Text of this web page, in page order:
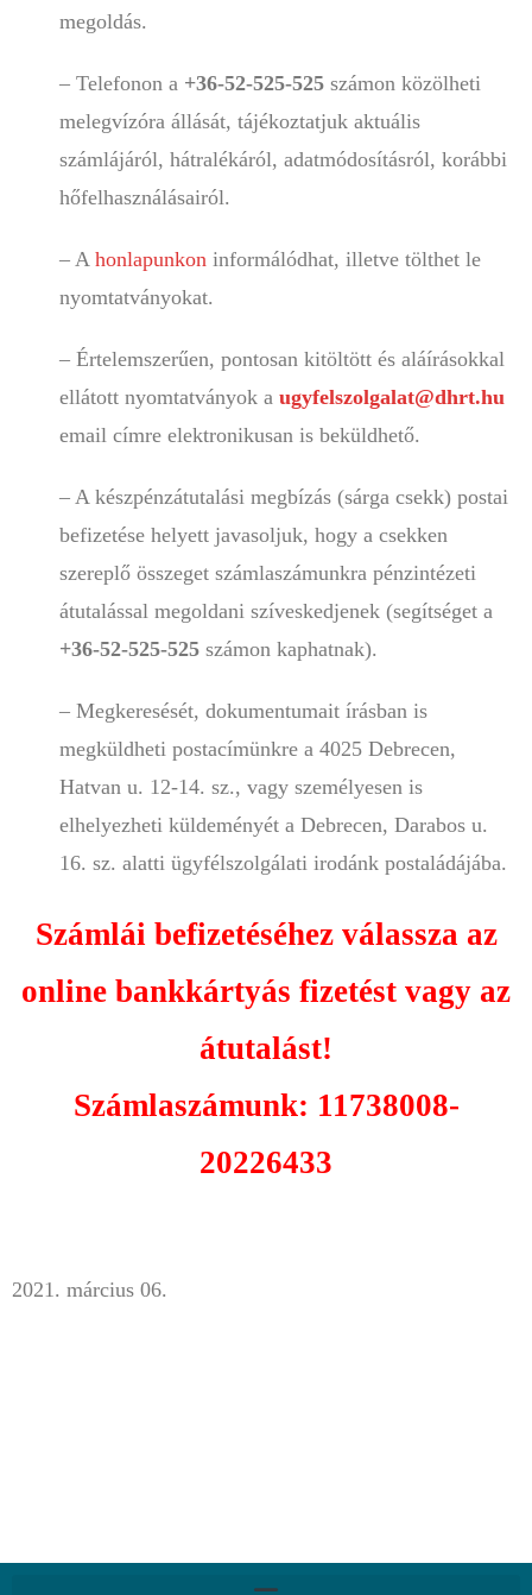
megoldás.
– Telefonon a +36-52-525-525 számon közölheti
melegvízóra állását, tájékoztatjuk aktuális
számlájáról, hátralékáról, adatmódosításról, korábbi
hőfelhasználásairól.
– A honlapunkon informálódhat, illetve tölthet le
nyomtatványokat.
– Értelemszerűen, pontosan kitöltött és aláírásokkal
ellátott nyomtatványok a ugyfelszolgalat@dhrt.hu
email címre elektronikusan is beküldhető.
– A készpénzátutalási megbízás (sárga csekk) postai
befizetése helyett javasoljuk, hogy a csekken
szereplő összeget számlaszámunkra pénzintézeti
átutalással megoldani szíveskedjenek (segítséget a
+36-52-525-525 számon kaphatnak).
– Megkeresését, dokumentumait írásban is
megküldheti postacímünkre a 4025 Debrecen,
Hatvan u. 12-14. sz., vagy személyesen is
elhelyezheti küldeményét a Debrecen, Darabos u.
16. sz. alatti ügyfélszolgálati irodánk postaládájába.
Számlái befizetéséhez válassza az
online bankkártyás fizetést vagy az
átutalást!
Számlaszámunk: 11738008-
20226433
2021. március 06.